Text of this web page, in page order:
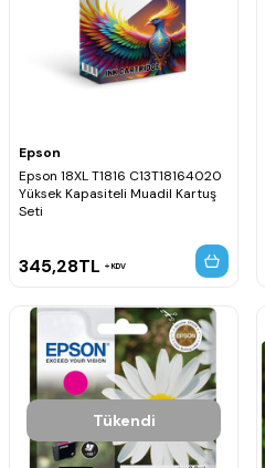
Epson
Epson 18XL T1816 C13T18164020
Yüksek Kapasiteli Muadil Kartuş
Seti
345,28TL KDV
Tükendi